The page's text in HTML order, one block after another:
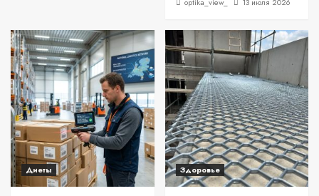
Диеты Здоровье